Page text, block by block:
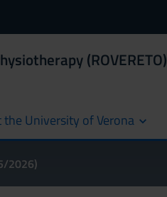
(ROVERETO)
University of Verona
2026)